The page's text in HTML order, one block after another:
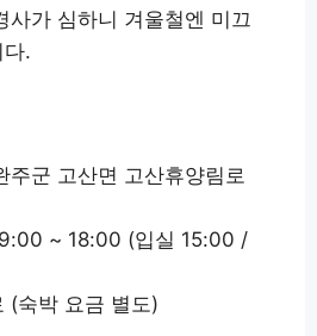
사가 심하니 겨울철엔 미끄
.
주군 고산면 고산휴양림로
~ 18:00 (입실 15:00 /
(숙박 요금 별도)